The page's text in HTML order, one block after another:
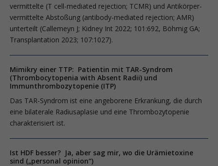
vermittelte (T cell-mediated rejection; TCMR) und Antikörper-
vermittelte Abstoßung (antibody-mediated rejection; AMR)
unterteilt (Callemeyn J; Kidney Int 2022; 101:692, Böhmig GA;
Transplantation 2023; 107:1027).
Mimikry einer TTP: Patientin mit TAR-Syndrom
(Thrombocytopenia with Absent Radii) und
Immunthrombozytopenie (ITP)
Das TAR-Syndrom ist eine angeborene Erkrankung, die durch
eine bilaterale Radiusaplasie und eine Thrombozytopenie
charakterisiert ist.
Ist HDF besser? Ja, aber sag mir, wo die Urämietoxine
sind („personal opinion“)